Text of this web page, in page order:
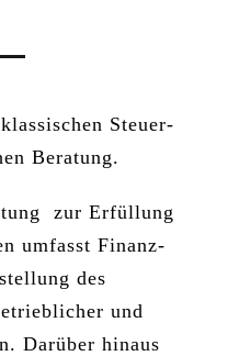
Steuer-
Beratung.
zur Erfüllung
umfasst Finanz-
des
und
Darüber hinaus